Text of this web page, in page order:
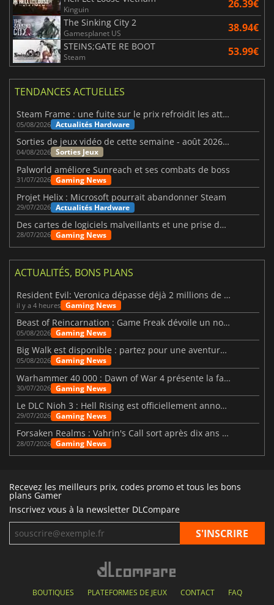
Kinguin 26.39€
The Sinking City 2
Gamesplanet US 38.94€
STEINS;GATE RE BOOT
Steam 53.99€
TENDANCES ACTUELLES
Steam Frame : une fuite sur le prix refroidit les attentes VR
05/08/2026 Actualités Hardware
Sorties de jeux vidéo de cette semaine - août 2026 (semaine 32)
04/08/2026 Sorties Jeux
Palworld améliore Sunreach et ses combats de boss
31/07/2026 Gaming News
Projet Helix : Microsoft pourrait abandonner Steam
29/07/2026 Actualités Hardware
Des cartes de logiciels malveillants et une prise de contrôle de Discord ont touché Meccha Chameleon
28/07/2026 Gaming News
ACTUALITÉS, BONS PLANS
Resident Evil: Veronica dépasse déjà 2 millions de wishlists
il y a 4 heures Gaming News
Beast of Reincarnation : Game Freak dévoile un nouveau pari
05/08/2026 Gaming News
Big Walk est disponible : partez pour une aventure entre amis
05/08/2026 Gaming News
Warhammer 40 000 : Dawn of War 4 présente la faction des Nécrons
30/07/2026 Gaming News
Le DLC Nioh 3 : Hell Rising est officiellement annoncé
29/07/2026 Gaming News
Forsaken Realms : Vahrin's Call sort après dix ans de développement
28/07/2026 Gaming News
Recevez les meilleurs prix, codes promo et tous les bons
plans Gamer
Inscrivez vous à la newsletter DLCompare
BOUTIQUES PLATEFORMES DE JEUX CONTACT FAQ